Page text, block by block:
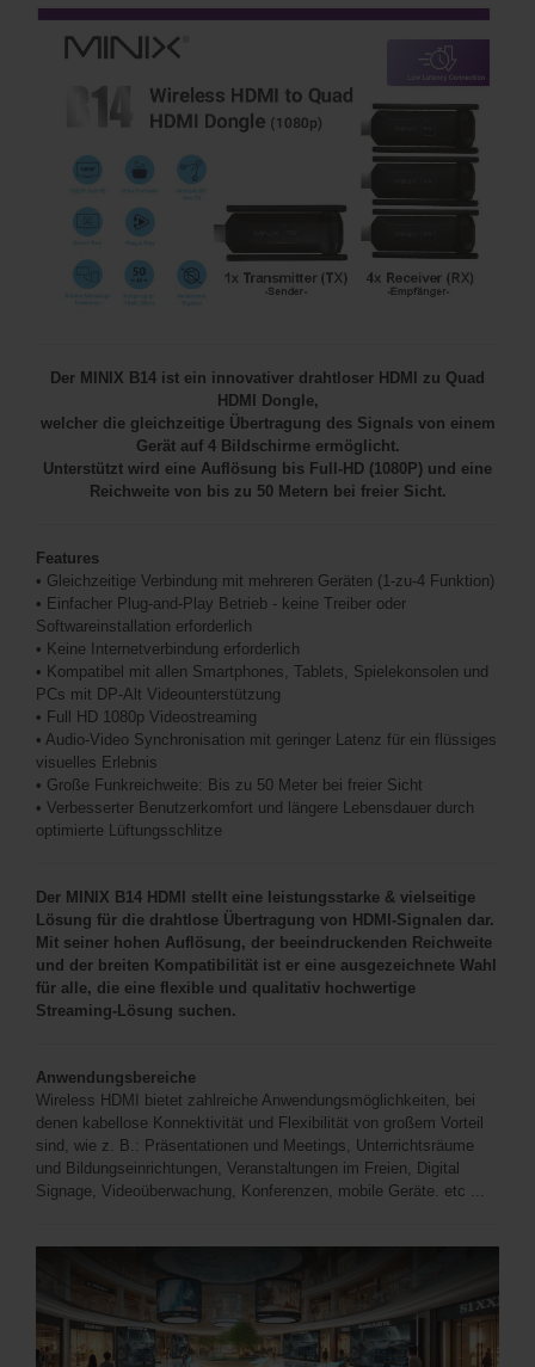
Der MINIX B14 ist ein innovativer drahtloser HDMI zu Quad
HDMI Dongle,
welcher die gleichzeitige Übertragung des Signals von einem
Gerät auf 4 Bildschirme ermöglicht.
Unterstützt wird eine Auflösung bis Full-HD (1080P) und eine
Reichweite von bis zu 50 Metern bei freier Sicht.
Features
• Gleichzeitige Verbindung mit mehreren Geräten (1-zu-4 Funktion)
• Einfacher Plug-and-Play Betrieb - keine Treiber oder
Softwareinstallation erforderlich
• Keine Internetverbindung erforderlich
• Kompatibel mit allen Smartphones, Tablets, Spielekonsolen und
PCs mit DP-Alt Videounterstützung
• Full HD 1080p Videostreaming
• Audio-Video Synchronisation mit geringer Latenz für ein flüssiges
visuelles Erlebnis
• Große Funkreichweite: Bis zu 50 Meter bei freier Sicht
• Verbesserter Benutzerkomfort und längere Lebensdauer durch
optimierte Lüftungsschlitze
Der MINIX B14 HDMI stellt eine leistungsstarke & vielseitige
Lösung für die drahtlose Übertragung von HDMI-Signalen dar.
Mit seiner hohen Auflösung, der beeindruckenden Reichweite
und der breiten Kompatibilität ist er eine ausgezeichnete Wahl
für alle, die eine flexible und qualitativ hochwertige
Streaming-Lösung suchen.
Anwendungsbereiche
Wireless HDMI bietet zahlreiche Anwendungsmöglichkeiten, bei
denen kabellose Konnektivität und Flexibilität von großem Vorteil
sind, wie z. B.: Präsentationen und Meetings, Unterrichtsräume
und Bildungseinrichtungen, Veranstaltungen im Freien, Digital
Signage, Videoüberwachung, Konferenzen, mobile Geräte. etc ...